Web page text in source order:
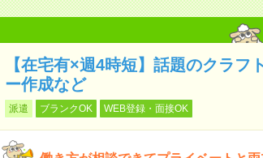
【在宅有×週4時短】話題のクラ
ー作成など
派遣 ブランクOK WEB登録・面接OK